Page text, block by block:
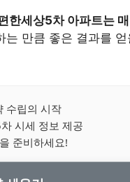
한세상5차 아파트는
만큼 좋은 결과를
수립의 시작
시세 정보 제공
준비하세요!